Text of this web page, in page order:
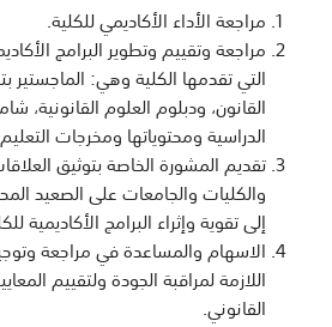
مراجعة الأداء الأكاديمي للكلية.
مراجعة وتقييم وتطوير البرامج
التي تقدمها الكلية وهي:
القانون، ودبلوم العلوم
الدراسية ومحتوياتها ومخرجات
تقديم المشورة الخاصة بتوثيق
والكليات والجامعات على الصعيد
إلى تقوية وإثراء البرامج الأكاديمية
الاسهام والمساعدة في مراجعة
اللازمة لمراقبة الجودة ولتقييم
القانوني.